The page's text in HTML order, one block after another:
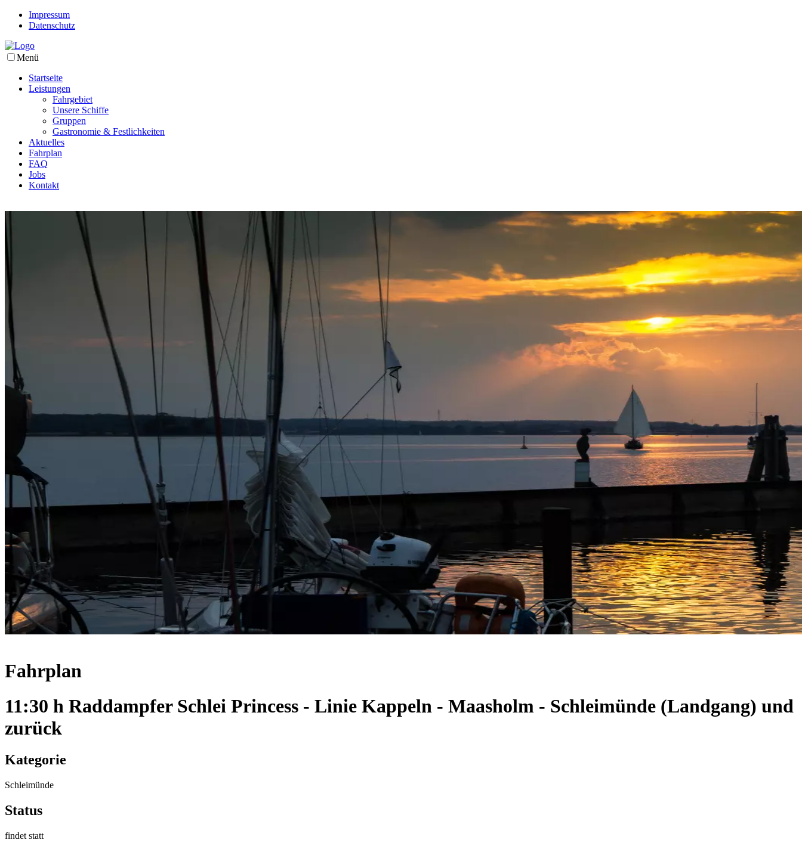
Impressum
Datenschutz
Menü
Startseite
Leistungen
Fahrgebiet
Unsere Schiffe
Gruppen
Gastronomie & Festlichkeiten
Aktuelles
Fahrplan
FAQ
Jobs
Kontakt
Fahrplan
11:30 h Raddampfer Schlei Princess - Linie Kappeln - Maasholm - Schleimünde (Landgang) und
zurück
Kategorie
Schleimünde
Status
findet statt